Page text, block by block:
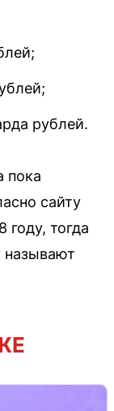
рублей.
пока
сайту
году, тогда
называют